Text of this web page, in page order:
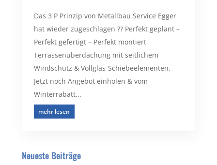
Das 3 P Prinzip von Metallbau Service Egger
hat wieder zugeschlagen ?? Perfekt geplant –
Perfekt gefertigt – Perfekt montiert
Terrassenüberdachung mit seitlichem
Windschutz & Vollglas-Schiebeelementen.
Jetzt noch Angebot einholen & vom
Winterrabatt...
mehr lesen
Neueste Beiträge